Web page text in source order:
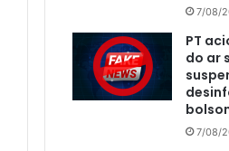
7/08/
PT
do ar
7/08/